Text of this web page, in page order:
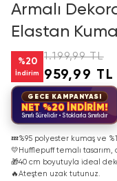
Armalı
Elastan
%20
İndirim
1.199,99 TL
959,99 TL
GECE KAMPANYASI
NET %20 İNDİRİM!
Sınırlı Sürelidir • Stoklarla Sınırlıdır
💤%95 polyester kumaş ve
💛 Hufflepuff temalı
🎁40 cm boyutuyla ideal
🔥Ateşten uzak tutunuz.